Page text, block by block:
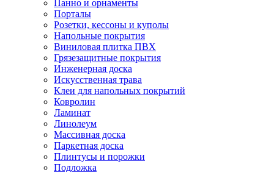
Панно и орнаменты
Порталы
Розетки, кессоны и куполы
Напольные покрытия
Виниловая плитка ПВХ
Грязезащитные покрытия
Инженерная доска
Искусственная трава
Клеи для напольных покрытий
Ковролин
Ламинат
Линолеум
Массивная доска
Паркетная доска
Плинтусы и порожки
Подложка